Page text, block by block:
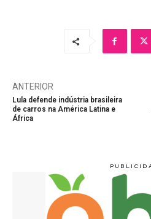
ANTERIOR
Lula defende indústria brasileira
de carros na América Latina e
África